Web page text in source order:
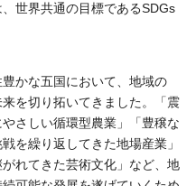
世界共通の目標であるSDGs
かな五国において、地域の
を切り拓いてきました。「震
さしい循環型農業」「豊穣な
を繰り返してきた地場産業」
れてきた芸術文化」など、地